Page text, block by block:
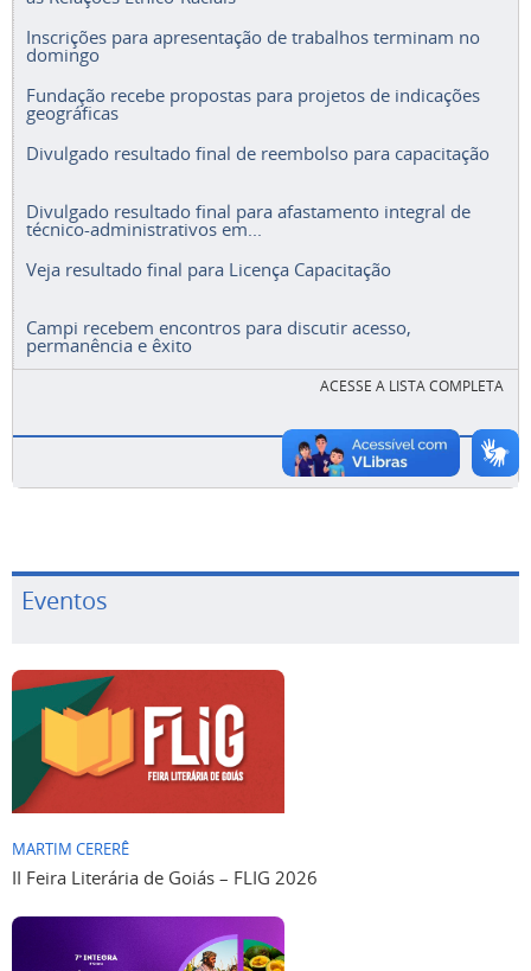
Inscrições para apresentação de trabalhos terminam no
domingo
Fundação recebe propostas para projetos de indicações
geográficas
Divulgado resultado final de reembolso para capacitação
Divulgado resultado final para afastamento integral de
técnico-administrativos em...
Veja resultado final para Licença Capacitação
Campi recebem encontros para discutir acesso,
permanência e êxito
ACESSE A LISTA COMPLETA
Eventos
MARTIM CERERÊ
II Feira Literária de Goiás – FLIG 2026